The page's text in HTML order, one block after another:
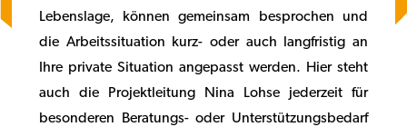
Lebenslage, können gemeinsam besprochen und
die Arbeitssituation kurz- oder auch langfristig an
Ihre private Situation angepasst werden. Hier steht
auch die Projektleitung Nina Lohse jederzeit für
besonderen Beratungs- oder Unterstützungsbedarf